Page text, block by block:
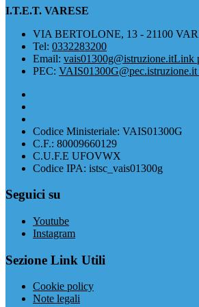
I.T.E.T. VARESE
VIA BERTOLONE, 13 - 21100
Tel: 0332283200
Email: vais01300g@istruzione.itLink
PEC: VAIS01300G@pec.istruzione.it
Codice Ministeriale: VAIS01300G
C.F.: 80009660129
C.U.F.E UFOVWX
Codice IPA: istsc_vais01300g
Seguici su
Youtube
Instagram
Sezione Link Utili
Cookie policy
Note legali